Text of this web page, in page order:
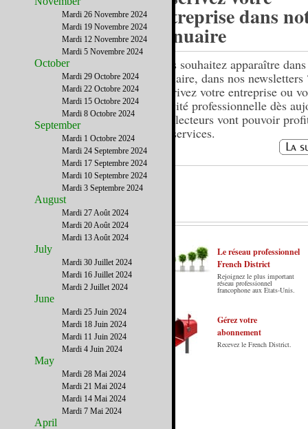
entreprise dans
annuaire
Vous souhaitez apparaître
annuaire, dans nos newsletters
Inscrivez votre entreprise ou
activité professionnelle dès
Nos lecteurs vont pouvoir
vos services.
Le French District est le premier guide sur
internet en Français sur les Etats-Unis.
Notre principe : Le meilleur des Etats-Unis
par ceux qui y vivent.
Le réseau professionnel
French District
Rejoignez le plus important
réseau professionnel
francophone aux Etats-Unis.
Gérez votre
abonnement
Recevez le French District.
Mardi 26 Novembre 2024
Mardi 19 Novembre 2024
Mardi 12 Novembre 2024
Mardi 5 Novembre 2024
October
Mardi 29 Octobre 2024
Mardi 22 Octobre 2024
Mardi 15 Octobre 2024
Mardi 8 Octobre 2024
September
Mardi 1 Octobre 2024
Mardi 24 Septembre 2024
Mardi 17 Septembre 2024
Mardi 10 Septembre 2024
Mardi 3 Septembre 2024
August
Mardi 27 Août 2024
Mardi 20 Août 2024
Mardi 13 Août 2024
July
Mardi 30 Juillet 2024
Mardi 16 Juillet 2024
Mardi 2 Juillet 2024
June
Mardi 25 Juin 2024
Mardi 18 Juin 2024
Mardi 11 Juin 2024
Mardi 4 Juin 2024
May
Mardi 28 Mai 2024
Mardi 21 Mai 2024
Mardi 14 Mai 2024
Mardi 7 Mai 2024
April